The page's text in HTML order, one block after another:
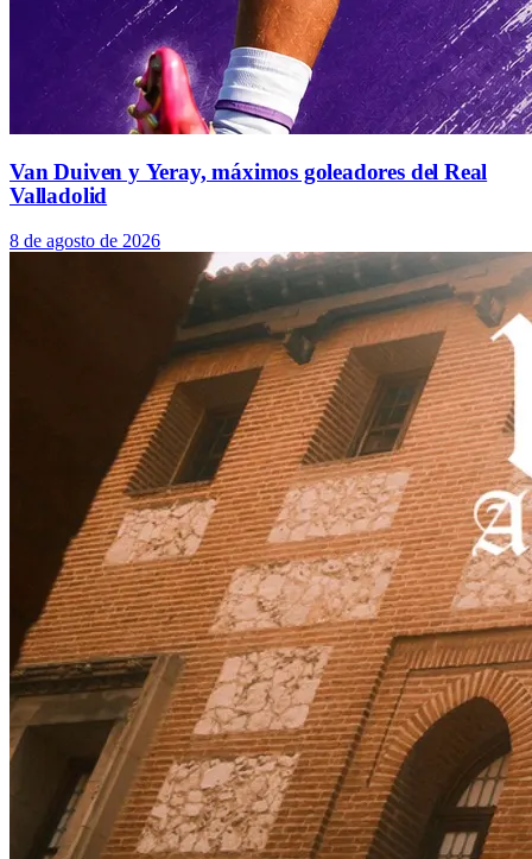
Van Duiven y Yeray, máximos goleadores del Real
Valladolid
8 de agosto de 2026